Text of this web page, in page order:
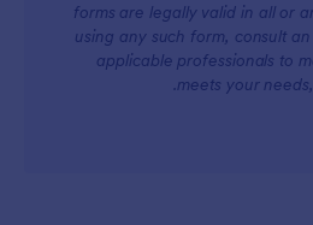
forms are legally valid in all or
using any such form, consult
applicable professionals to
meets your